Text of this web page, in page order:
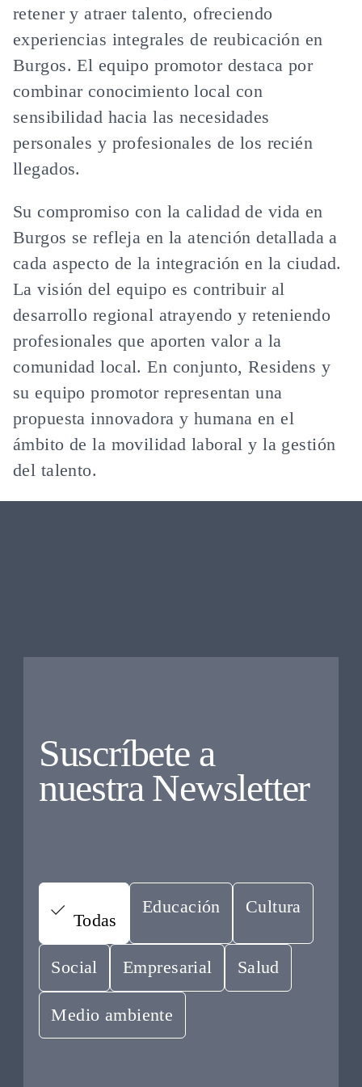
retener y atraer talento, ofreciendo
experiencias integrales de reubicación en
Burgos. El equipo promotor destaca por
combinar conocimiento local con
sensibilidad hacia las necesidades
personales y profesionales de los recién
llegados.
Su compromiso con la calidad de vida en
Burgos se refleja en la atención detallada a
cada aspecto de la integración en la ciudad.
La visión del equipo es contribuir al
desarrollo regional atrayendo y reteniendo
profesionales que aporten valor a la
comunidad local. En conjunto, Residens y
su equipo promotor representan una
propuesta innovadora y humana en el
ámbito de la movilidad laboral y la gestión
del talento.
Suscríbete a
nuestra Newsletter
Todas
Educación Cultura
Social Empresarial Salud
Medio ambiente